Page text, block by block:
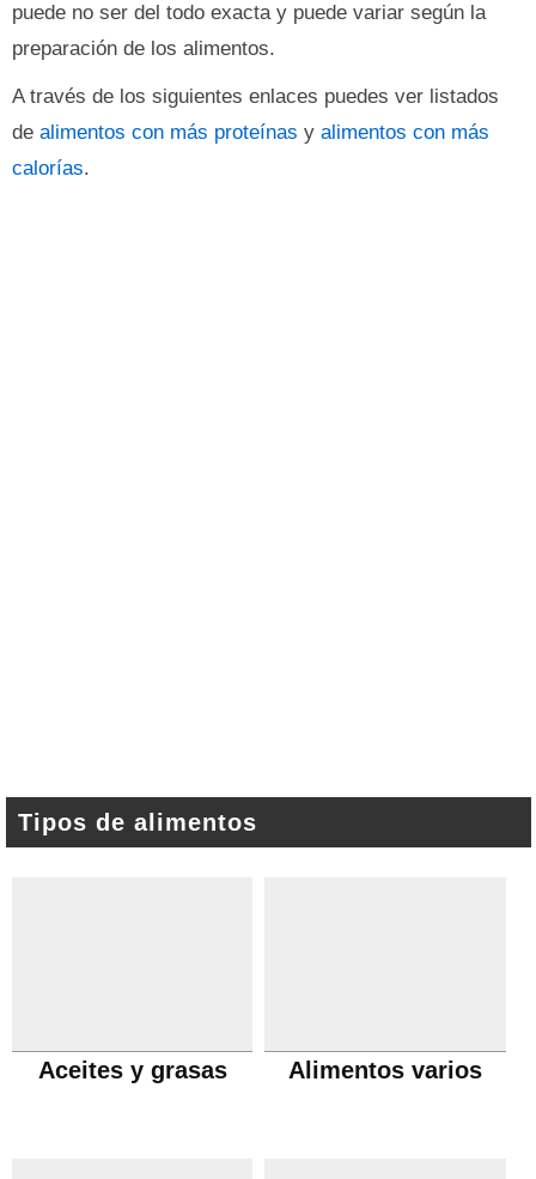
puede no ser del todo exacta y puede variar según la
preparación de los alimentos.
A través de los siguientes enlaces puedes ver listados
de alimentos con más proteínas y alimentos con más
calorías.
Tipos de alimentos
Aceites y grasas Alimentos varios